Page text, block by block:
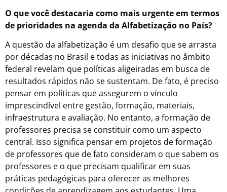
O que você destacaria como mais urgente em termos
de prioridades na agenda da Alfabetização no País?
A questão da alfabetização é um desafio que se arrasta
por décadas no Brasil e todas as iniciativas no âmbito
federal revelam que políticas aligeiradas em busca de
resultados rápidos não se sustentam. De fato, é preciso
pensar em políticas que assegurem o vínculo
imprescindível entre gestão, formação, materiais,
infraestrutura e avaliação. No entanto, a formação de
professores precisa se constituir como um aspecto
central. Isso significa pensar em projetos de formação
de professores que de fato consideram o que sabem os
professores e o que precisam qualificar em suas
práticas pedagógicas para oferecer as melhores